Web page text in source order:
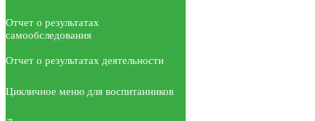
Отчет о результатах
самообследования
Отчет о результатах деятельности
Цикличное меню для воспитанников